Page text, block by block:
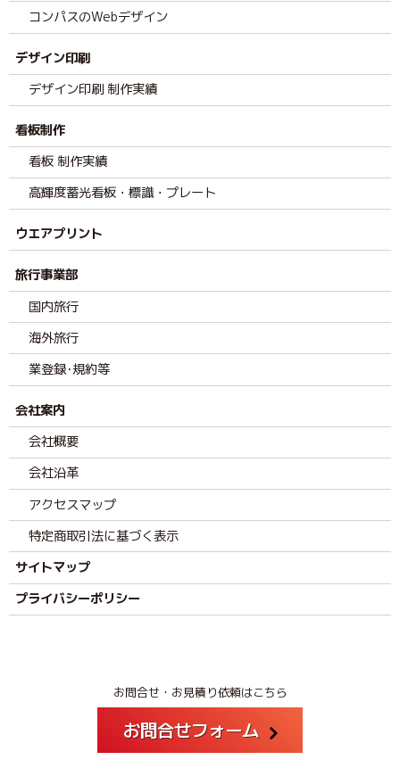
コンパスのWebデザイン
デザイン印刷
デザイン印刷 制作実績
看板制作
看板 制作実績
高輝度蓄光看板・標識・プレート
ウエアプリント
旅行事業部
国内旅行
海外旅行
業登録･規約等
会社案内
会社概要
会社沿革
アクセスマップ
特定商取引法に基づく表示
サイトマップ
プライバシーポリシー
お問合せ・お見積り依頼はこちら
お問合せフォーム